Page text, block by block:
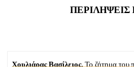
Χουλιάρας Βασίλειος,Το ζήτημα του